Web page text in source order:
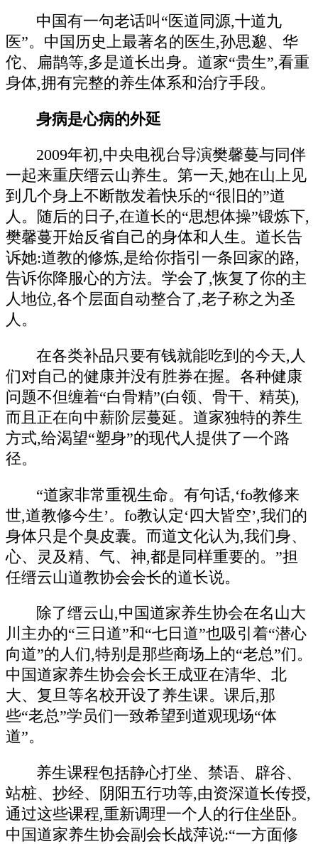
中国有一句老话叫“医道同源,十道九
医”。中国历史上最著名的医生,孙思邈、华
佗、扁鹊等,多是道长出身。道家“贵生”,看重
身体,拥有完整的养生体系和治疗手段。
身病是心病的外延
2009年初,中央电视台导演樊馨蔓与同伴
一起来重庆缙云山养生。第一天,她在山上见
到几个身上不断散发着快乐的“很旧的”道
人。随后的日子,在道长的“思想体操”锻炼下,
樊馨蔓开始反省自己的身体和人生。道长告
诉她:道教的修炼,是给你指引一条回家的路,
告诉你降服心的方法。学会了,恢复了你的主
人地位,各个层面自动整合了,老子称之为圣
人。
在各类补品只要有钱就能吃到的今天,人
们对自己的健康并没有胜券在握。各种健康
问题不但缠着“白骨精”(白领、骨干、精英),
而且正在向中薪阶层蔓延。道家独特的养生
方式,给渴望“塑身”的现代人提供了一个路
径。
“道家非常重视生命。有句话,‘fo教修来
世,道教修今生’。fo教认定‘四大皆空’,我们的
身体只是个臭皮囊。而道文化认为,我们身、
心、灵及精、气、神,都是同样重要的。”担
任缙云山道教协会会长的道长说。
除了缙云山,中国道家养生协会在名山大
川主办的“三日道”和“七日道”也吸引着“潜心
向道”的人们,特别是那些商场上的“老总”们。
中国道家养生协会会长王成亚在清华、北
大、复旦等名校开设了养生课。课后,那
些“老总”学员们一致希望到道观现场“体
道”。
养生课程包括静心打坐、禁语、辟谷、
站桩、抄经、阴阳五行功等,由资深道长传授,
通过这些课程,重新调理一个人的行住坐卧。
中国道家养生协会副会长战萍说:“一方面修